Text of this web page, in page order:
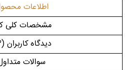
اطلاعات
مشخصات کلی
دیدگاه کاربران(3)
سوالات